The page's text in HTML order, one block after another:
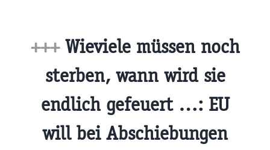
+++Wieviele müssen noch
sterben, wann wird sie
endlich gefeuert …: EU
will bei Abschiebungen